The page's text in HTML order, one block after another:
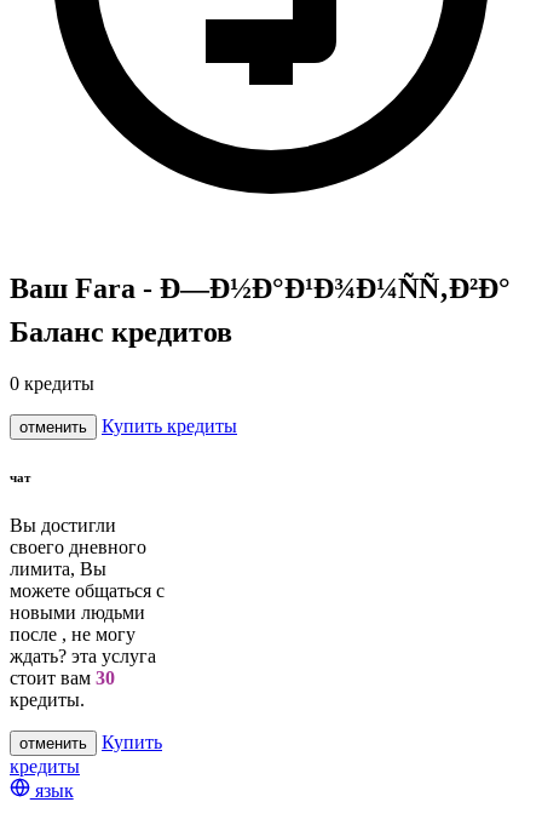
Ваш Fara - Ð—Ð½Ð°Ð¹Ð¾Ð¼ÑÑ‚Ð²Ð°
Баланс кредитов
0 кредиты
отменить Купить кредиты
чат
Вы достигли
своего дневного
лимита, Вы
можете общаться с
новыми людьми
после , не могу
ждать? эта услуга
стоит вам 30
кредиты.
отменить
Купить
кредиты
язык